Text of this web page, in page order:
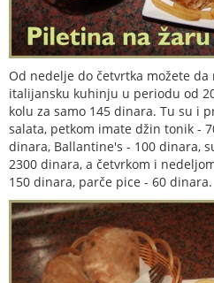
Od nedelje do četvrtka možete
italijansku kuhinju u periodu od
kolu za samo 145 dinara. Tu su i
salata, petkom imate džin tonik -
dinara, Ballantine's - 100 dinara,
2300 dinara, a četvrkom i
150 dinara, parče pice - 60 dinara.